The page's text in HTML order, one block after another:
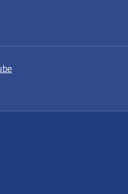
scheda
si apre in una nuova scheda
scheda